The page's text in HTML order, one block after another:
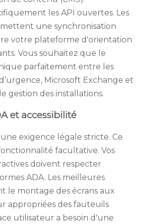
les API ouvertes. Les
une synchronisation
votre plateforme d'orientation
Vous souhaitez que le
parfaitement entre les
Microsoft Exchange et
gestion des installations.
et accessibilité
exigence légale stricte. Ce
facultative. Vos
doivent respecter
ADA. Les meilleures
le montage des écrans aux
appropriées des fauteuils
utilisateur a besoin d'une